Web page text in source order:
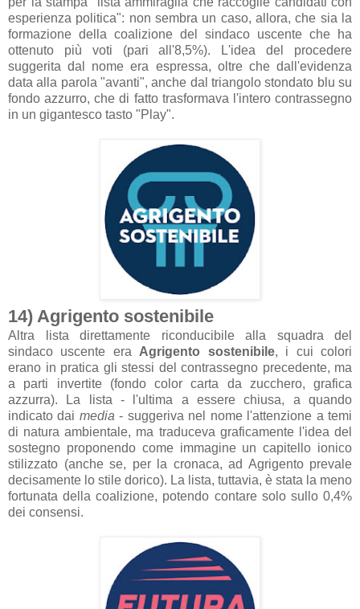
esperienza politica": non sembra un caso, allora, che sia la
formazione della coalizione del sindaco uscente che ha
ottenuto più voti (pari all'8,5%). L'idea del procedere
suggerita dal nome era espressa, oltre che dall'evidenza
data alla parola "avanti", anche dal triangolo stondato blu su
fondo azzurro, che di fatto trasformava l'intero contrassegno
in un gigantesco tasto "Play".
14) Agrigento sostenibile
Altra lista direttamente riconducibile alla squadra del
sindaco uscente era Agrigento sostenibile, i cui colori
erano in pratica gli stessi del contrassegno precedente, ma
a parti invertite (fondo color carta da zucchero, grafica
azzurra). La lista - l'ultima a essere chiusa, a quando
indicato dai media - suggeriva nel nome l'attenzione a temi
di natura ambientale, ma traduceva graficamente l'idea del
sostegno proponendo come immagine un capitello ionico
stilizzato (anche se, per la cronaca, ad Agrigento prevale
decisamente lo stile dorico). La lista, tuttavia, è stata la meno
fortunata della coalizione, potendo contare solo sullo 0,4%
dei consensi.